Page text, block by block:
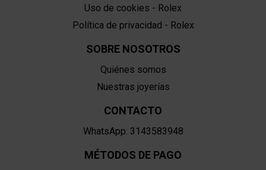
Uso de cookies - Rolex
Política de privacidad - Rolex
SOBRE NOSOTROS
Quiénes somos
Nuestras joyerías
CONTACTO
WhatsApp: 3143583948
MÉTODOS DE PAGO